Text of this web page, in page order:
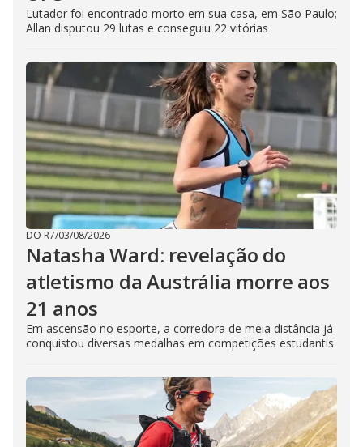
Lutador foi encontrado morto em sua casa, em São Paulo;
Allan disputou 29 lutas e conseguiu 22 vitórias
DO R7/03/08/2026
Natasha Ward: revelação do
atletismo da Austrália morre aos
21 anos
Em ascensão no esporte, a corredora de meia distância já
conquistou diversas medalhas em competições estudantis